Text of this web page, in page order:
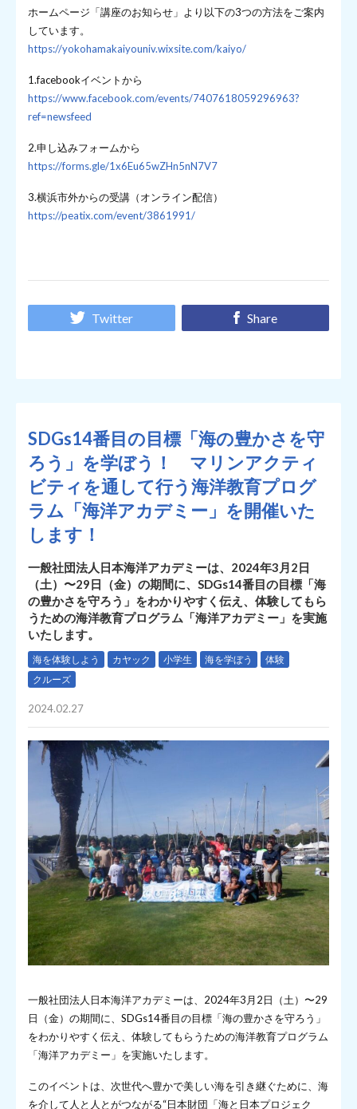
ホームページ「講座のお知らせ」より以下の3つの方法をご案内
しています。
https://yokohamakaiyouniv.wixsite.com/kaiyo/
1.facebookイベントから
https://www.facebook.com/events/7407618059296963?
ref=newsfeed
2.申し込みフォームから
https://forms.gle/1x6Eu65wZHn5nN7V7
3.横浜市外からの受講（オンライン配信）
https://peatix.com/event/3861991/
Twitter Share
SDGs14番目の目標「海の豊かさを守
ろう」を学ぼう！ マリンアクティ
ビティを通して行う海洋教育プログ
ラム「海洋アカデミー」を開催いた
します！
一般社団法人日本海洋アカデミーは、2024年3月2日
（土）〜29日（金）の期間に、SDGs14番目の目標「海
の豊かさを守ろう」をわかりやすく伝え、体験してもら
うための海洋教育プログラム「海洋アカデミー」を実施
いたします。
海を体験しよう カヤック 小学生 海を学ぼう
体験
クルーズ
2024.02.27
一般社団法人日本海洋アカデミーは、2024年3月2日（土）〜29
日（金）の期間に、SDGs14番目の目標「海の豊かさを守ろう」
をわかりやすく伝え、体験してもらうための海洋教育プログラム
「海洋アカデミー」を実施いたします。
このイベントは、次世代へ豊かで美しい海を引き継ぐために、海
を介して人と人とがつながる“日本財団「海と日本プロジェク